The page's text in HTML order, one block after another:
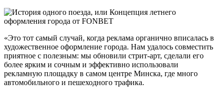
«Это тот самый случай, когда реклама органично вписалась в
художественное оформление города. Нам удалось совместить
приятное с полезным: мы обновили стрит-арт, сделали его
более ярким и сочным и эффективно использовали
рекламную площадку в самом центре Минска, где много
автомобильного и пешеходного трафика.